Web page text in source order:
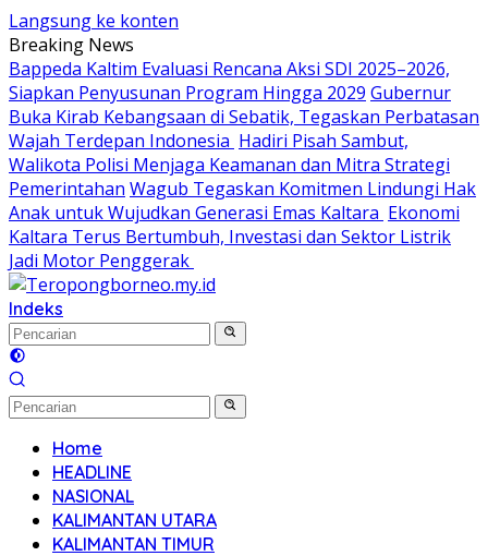
Langsung ke konten
Breaking News
Bappeda Kaltim Evaluasi Rencana Aksi SDI 2025–2026,
Siapkan Penyusunan Program Hingga 2029 Gubernur
Buka Kirab Kebangsaan di Sebatik, Tegaskan Perbatasan
Wajah Terdepan Indonesia Hadiri Pisah Sambut,
Walikota Polisi Menjaga Keamanan dan Mitra Strategi
Pemerintahan Wagub Tegaskan Komitmen Lindungi Hak
Anak untuk Wujudkan Generasi Emas Kaltara Ekonomi
Kaltara Terus Bertumbuh, Investasi dan Sektor Listrik
Jadi Motor Penggerak
Indeks
Home
HEADLINE
NASIONAL
KALIMANTAN UTARA
KALIMANTAN TIMUR